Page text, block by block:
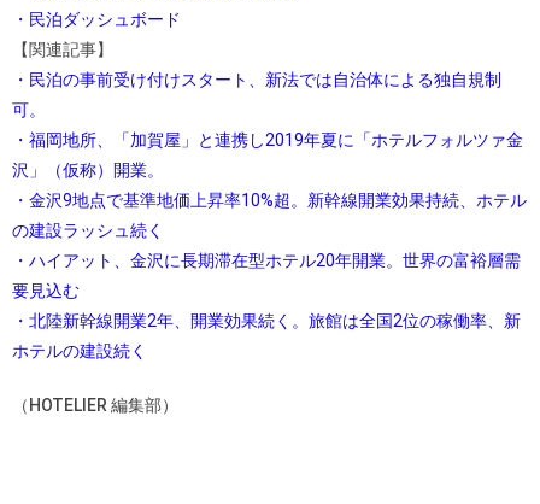
・民泊ダッシュボード
【関連記事】
・民泊の事前受け付けスタート、新法では自治体による独自規制
可。
・福岡地所、「加賀屋」と連携し2019年夏に「ホテルフォルツァ金
沢」（仮称）開業。
・金沢9地点で基準地価上昇率10%超。新幹線開業効果持続、ホテル
の建設ラッシュ続く
・ハイアット、金沢に長期滞在型ホテル20年開業。世界の富裕層需
要見込む
・北陸新幹線開業2年、開業効果続く。旅館は全国2位の稼働率、新
ホテルの建設続く
（HOTELIER 編集部）